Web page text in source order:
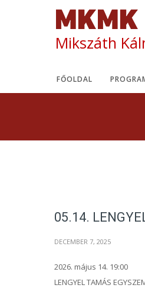
Mikszáth
FŐOLDAL
05.14.
DECEMBER 7, 2025
2026. május 14. 19:00
LENGYEL TAMÁS